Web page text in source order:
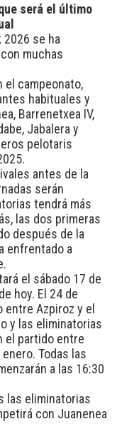
será el último
2026 se ha
muchas
campeonato,
habituales y
Barrenetxea IV,
Jabalera y
pelotaris
antes de la
serán
tendrá más
las dos primeras
después de la
enfrentado a
el sábado 17 de
hoy. El 24 de
Azpiroz y el
y las eliminatorias
el partido entre
Todas las
a las 16:30
las eliminatorias
con Juanenea